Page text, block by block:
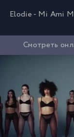
Elodie - Mi Ami
Смотреть